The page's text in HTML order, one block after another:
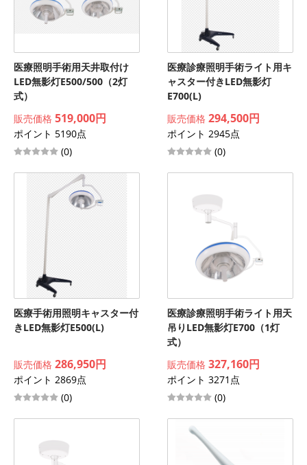
医療照明手術用天井取付け
LED無影灯E500/500（2灯
式）
販売価格 519,000円
ポイント 5190点
(0)
医療診療照明手術ライト用キ
ャスター付きLED無影灯
E700(L)
販売価格 294,500円
ポイント 2945点
(0)
医療手術用照明キャスター付
きLED無影灯E500(L)
販売価格 286,950円
ポイント 2869点
(0)
医療診療照明手術ライト用天
吊りLED無影灯E700（1灯
式）
販売価格 327,160円
ポイント 3271点
(0)